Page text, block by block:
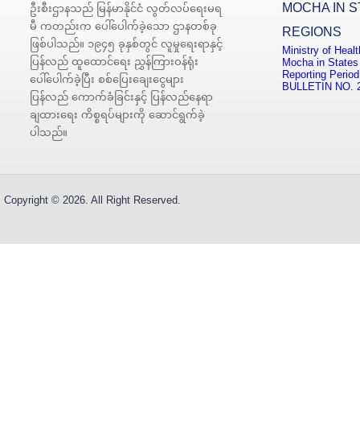
ဦးစီးဌာနသည် မြန်မာနိုင်ငံ လွတ်လပ်ရေးမရ
မီ ကတည်းက ပေါ်ပေါက်ခဲ့သော ဌာနတစ်ခု
ဖြစ်ပါသည်။ ၁၉၄၅ ခုနှစ်တွင် လူမှုရေးရာနှင့်
ပြန်လည် ထူထောင်ရေး ညွှန်ကြားဝန်ရုံး
ပေါ်ပေါက်ခဲ့ပြီး စစ်ပြေးချေးငွေများ
ပြန်လည် ကောက်ခံခြင်းနှင့် ပြန်လည်နေရာ
ချထားရေး ကိစ္စရပ်များကို ဆောင်ရွက်ခဲ့
ပါသည်။
MOCHA IN
REGIONS
Ministry of
Mocha in
Reporting
BULLETIN NO.
Copyright © 2026. All Right Reserved.